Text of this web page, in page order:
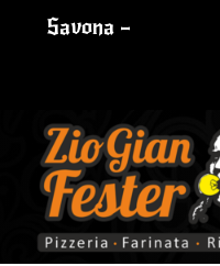
Savona –